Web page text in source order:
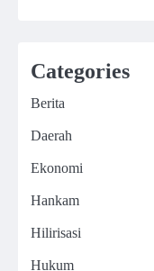
Categories
Berita
Daerah
Ekonomi
Hankam
Hilirisasi
Hukum